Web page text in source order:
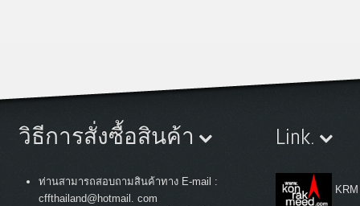
วิธีการสั่งซื้อสินค้า
ท่านสามารถสอบถามสินค้าทาง E-mail :
cffthailand@hotmail. com
Link.
KRM